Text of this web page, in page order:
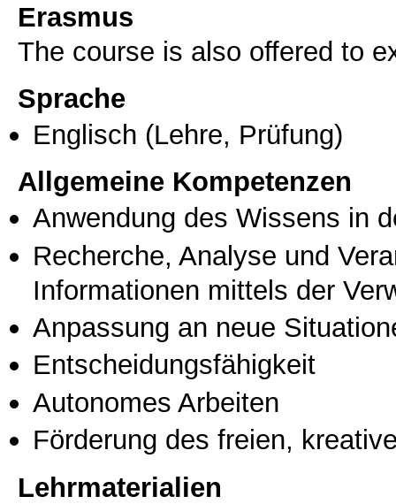
Erasmus
The course is also offered to
Sprache
Englisch (Lehre, Prüfung)
Allgemeine Kompetenzen
Anwendung des Wissens in
Recherche, Analyse und
Informationen mittels der
Anpassung an neue
Entscheidungsfähigkeit
Autonomes Arbeiten
Förderung des freien,
Lehrmaterialien